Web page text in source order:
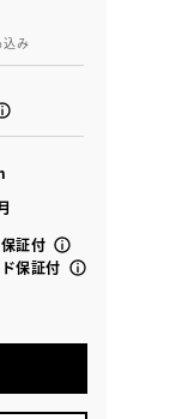
み
証付
保証付